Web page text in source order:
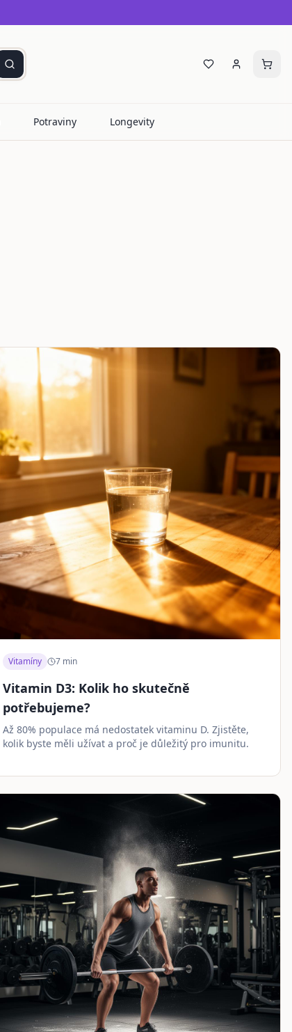
Potraviny Longevity
Vitamíny 7min
Vitamin D3: Kolik ho skutečně
potřebujeme?
Až 80% populace má nedostatek vitaminu D. Zjistěte,
kolik byste měli užívat a proč je důležitý pro imunitu.